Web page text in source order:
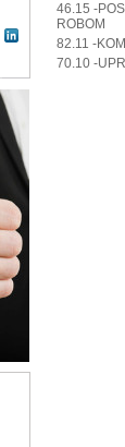
46.15 -
ROBOM
82.11 -
70.10 -